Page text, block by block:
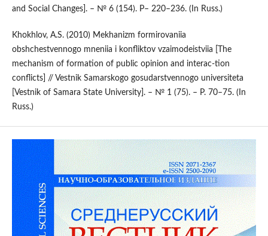
and Social Changes]. – № 6 (154). P– 220–236. (In Russ.)
Khokhlov, A.S. (2010) Mekhanizm formirovaniia
obshchestvennogo mneniia i konfliktov vzaimodeistviia [The
mechanism of formation of public opinion and interac-tion
conflicts] // Vestnik Samarskogo gosudarstvennogo universiteta
[Vestnik of Samara State University]. – № 1 (75). – P. 70–75. (In
Russ.)